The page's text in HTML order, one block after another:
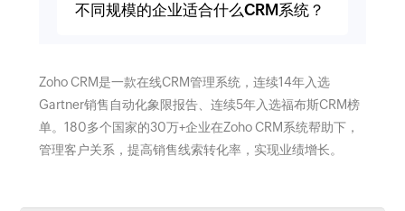
不同规模的企业适合什么CRM系统？
Zoho CRM是一款在线CRM管理系统，连续14年入选
Gartner销售自动化象限报告、连续5年入选福布斯CRM榜
单。180多个国家的30万+企业在Zoho CRM系统帮助下，
管理客户关系，提高销售线索转化率，实现业绩增长。